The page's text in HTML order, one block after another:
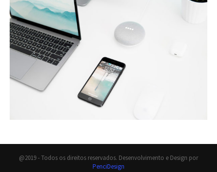
@2019 - Todos os direitos reservados. Desenvolvimento e Design por
PenciDesign